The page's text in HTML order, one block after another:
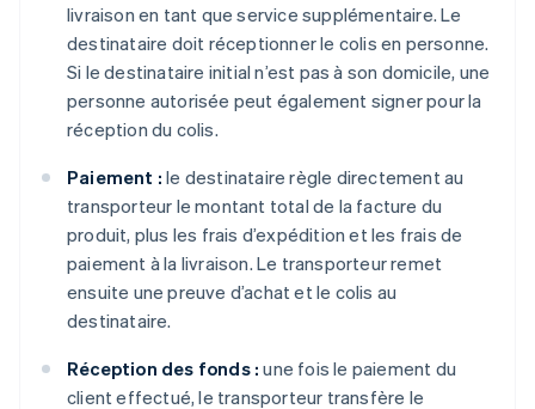
livraison en tant que service supplémentaire. Le
destinataire doit réceptionner le colis en personne.
Si le destinataire initial n’est pas à son domicile, une
personne autorisée peut également signer pour la
réception du colis.
Paiement : le destinataire règle directement au
transporteur le montant total de la facture du
produit, plus les frais d’expédition et les frais de
paiement à la livraison. Le transporteur remet
ensuite une preuve d’achat et le colis au
destinataire.
Réception des fonds : une fois le paiement du
client effectué, le transporteur transfère le